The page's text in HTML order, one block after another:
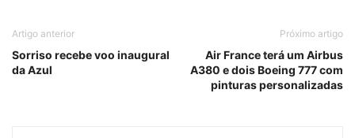
Artigo anterior
Sorriso recebe voo inaugural
da Azul
Próximo artigo
Air France terá um Airbus
A380 e dois Boeing 777 com
pinturas personalizadas